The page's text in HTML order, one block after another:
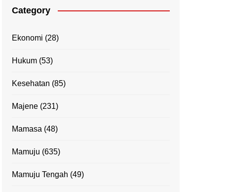
Category
Ekonomi (28)
Hukum (53)
Kesehatan (85)
Majene (231)
Mamasa (48)
Mamuju (635)
Mamuju Tengah (49)